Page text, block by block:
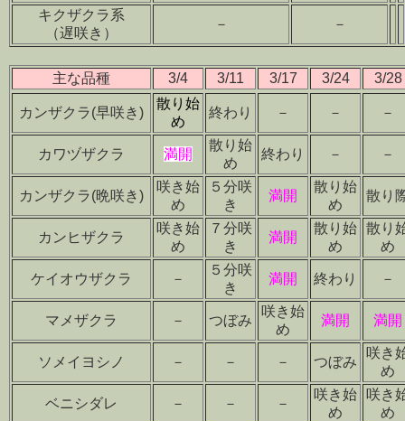
キクザクラ系
（遅咲き）
－ －
主な品種 3/4 3/11 3/17 3/24 3/28
カンザクラ(早咲き)
散り始
め
終わり － － －
カワヅザクラ 満開
散り始
め
終わり － －
カンザクラ(晩咲き)
咲き始
め
５分咲
き
満開
散り始
め
散り
カンヒザクラ
咲き始
め
７分咲
き
満開
散り始
め
散り
め
ケイオウザクラ －
５分咲
き
満開 終わり －
マメザクラ － つぼみ
咲き始
め
満開 満開
ソメイヨシノ － － － つぼみ
咲き
め
ベニシダレ － － －
咲き始
め
咲き
め